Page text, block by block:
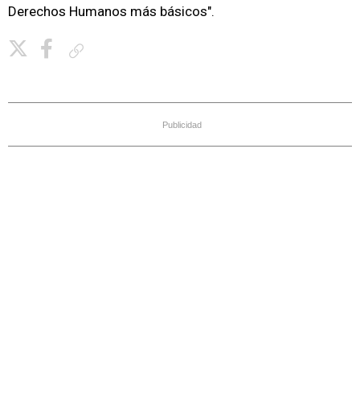
Derechos Humanos más básicos".
Publicidad